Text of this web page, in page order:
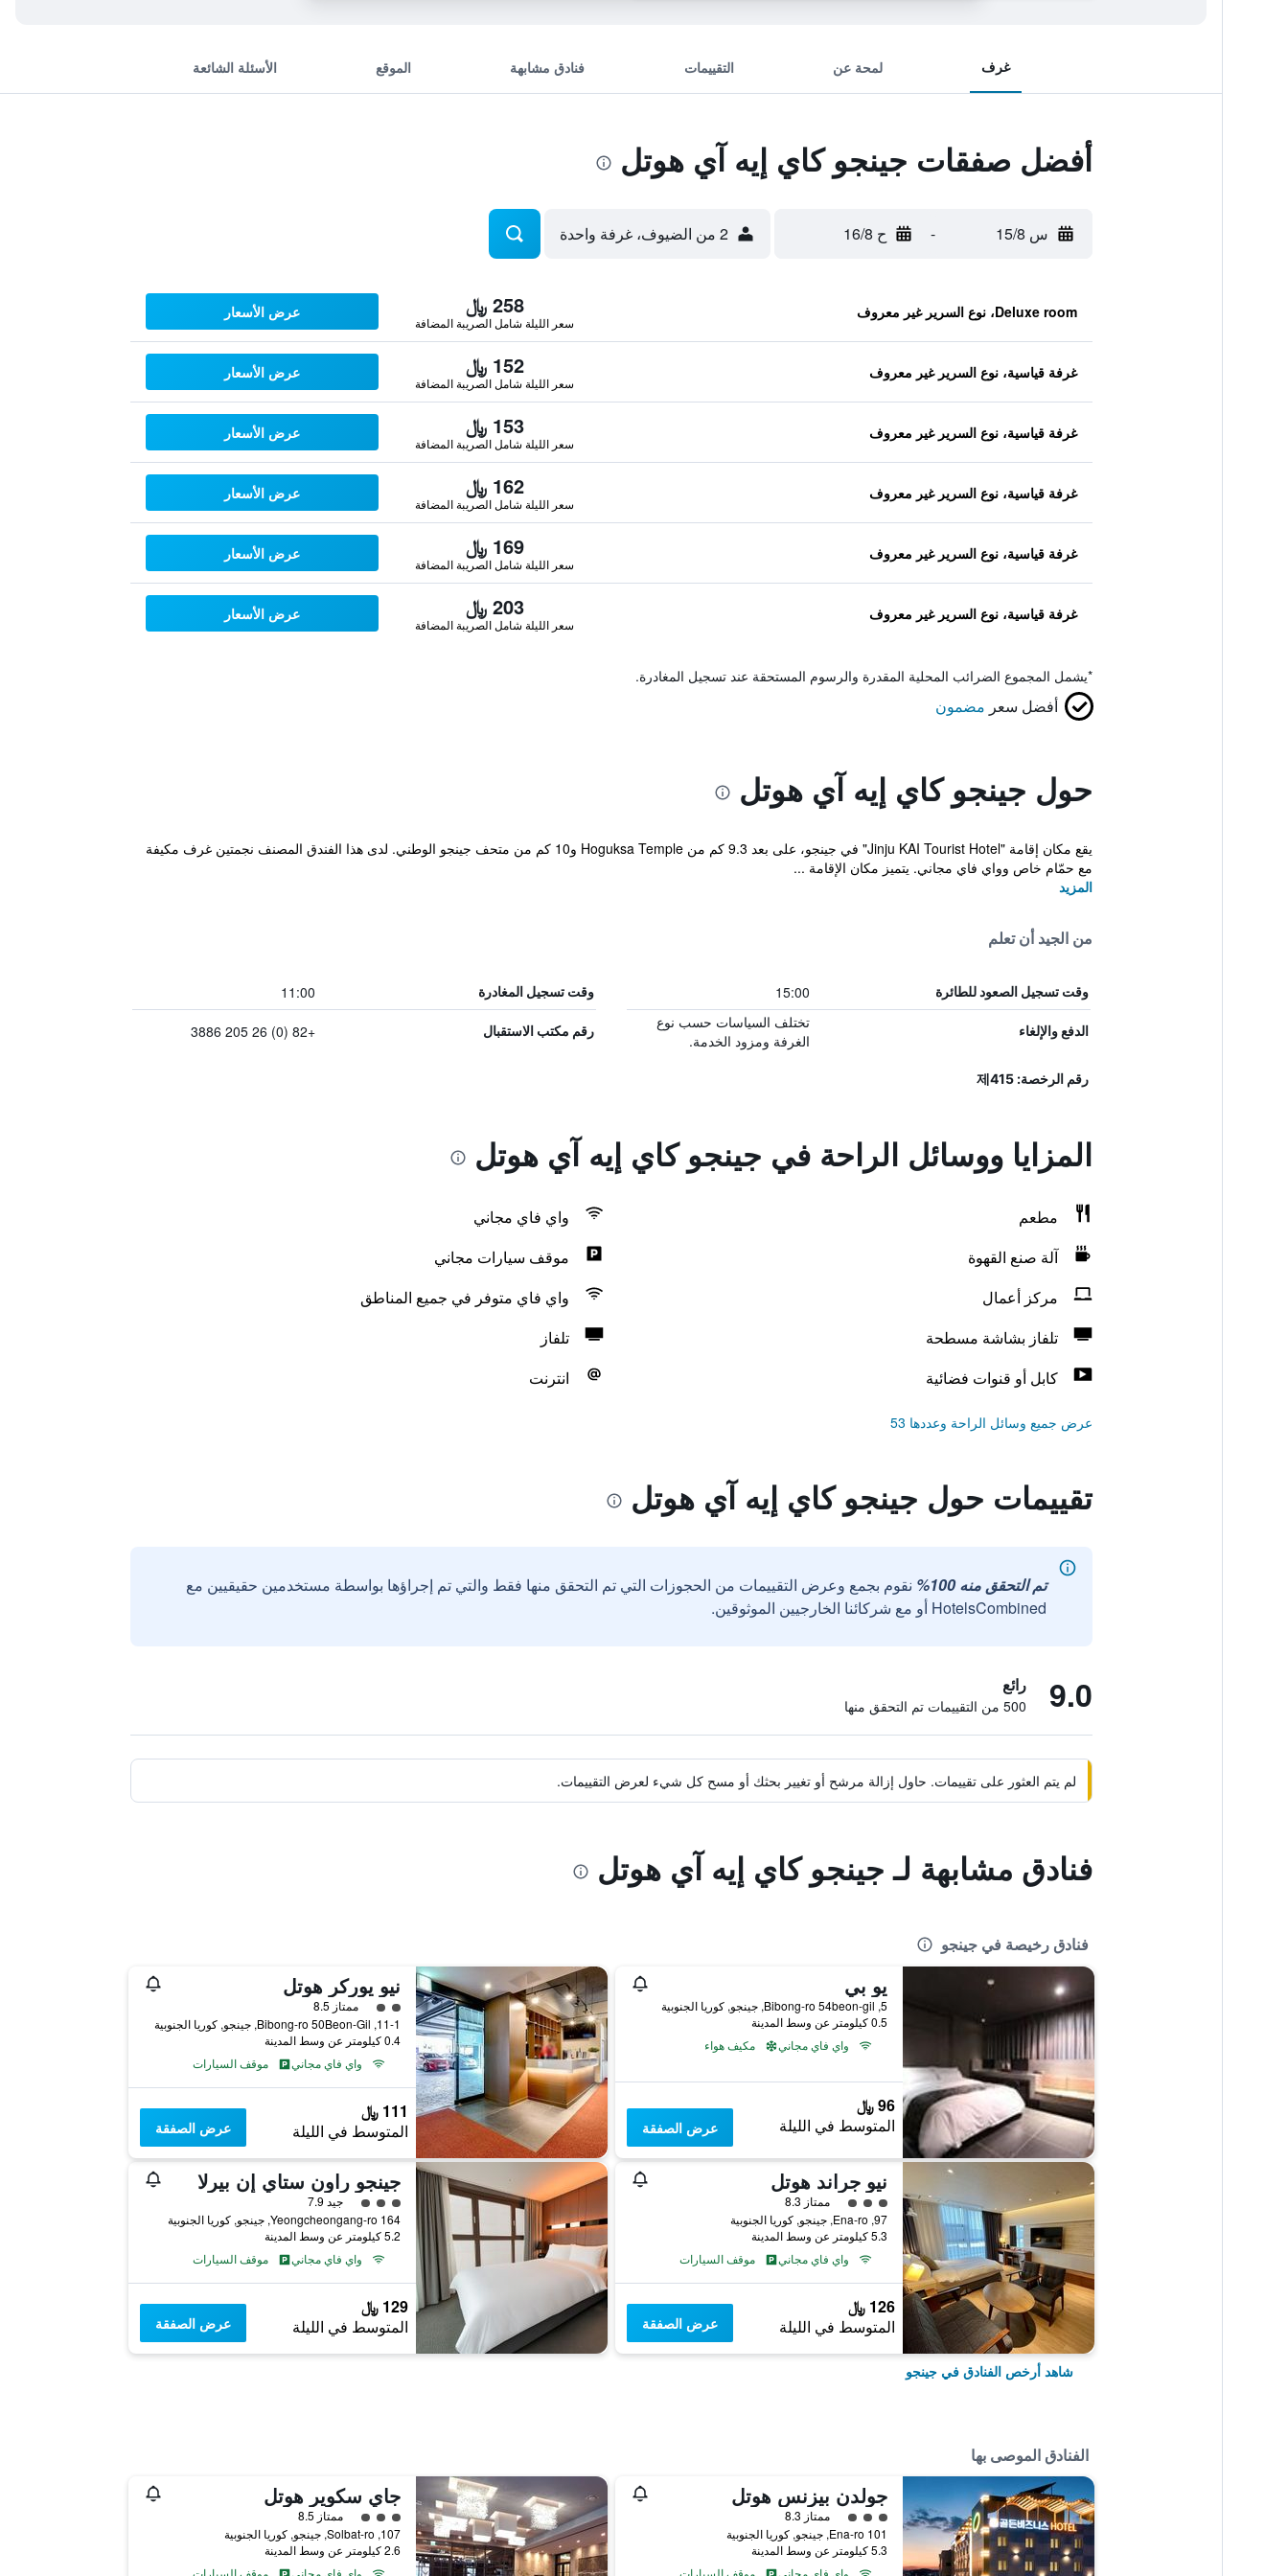
غرف لمحة عن التقييمات فنادق مشابهة الموقع الأسئلة الشائعة
أفضل صفقات جينجو كاي إيه آي هوتل
س 15/8 - ح 16/8 2 من الضيوف، غرفة واحدة
Deluxe room، نوع السرير غير معروف 258 ﷼
سعر الليلة شامل الصريبة المضافة
عرض الأسعار
غرفة قياسية، نوع السرير غير معروف 152 ﷼
سعر الليلة شامل الصريبة المضافة
عرض الأسعار
غرفة قياسية، نوع السرير غير معروف 153 ﷼
سعر الليلة شامل الصريبة المضافة
عرض الأسعار
غرفة قياسية، نوع السرير غير معروف 162 ﷼
سعر الليلة شامل الصريبة المضافة
عرض الأسعار
غرفة قياسية، نوع السرير غير معروف 169 ﷼
سعر الليلة شامل الصريبة المضافة
عرض الأسعار
غرفة قياسية، نوع السرير غير معروف 203 ﷼
سعر الليلة شامل الصريبة المضافة
عرض الأسعار
*يشمل المجموع الضرائب المحلية المقدرة والرسوم المستحقة عند تسجيل المغادرة.
أفضل سعر مضمون
حول جينجو كاي إيه آي هوتل
يقع مكان إقامة "Jinju KAI Tourist Hotel" في جينجو، على بعد 9.3 كم من Hoguksa Temple و10 كم من متحف جينجو الوطني. لدى هذا الفندق المصنف نجمتين غرف مكيفة
مع حمّام خاص وواي فاي مجاني. يتميز مكان الإقامة ...
المزيد
من الجيد أن تعلم
وقت تسجيل الصعود للطائرة 15:00 وقت تسجيل المغادرة 11:00
الدفع والإلغاء
تختلف السياسات حسب نوع
الغرفة ومزود الخدمة.
رقم مكتب الاستقبال +82 (0) 26 205 3886
رقم الرخصة: 제415
المزايا ووسائل الراحة في جينجو كاي إيه آي هوتل
مطعم
واي فاي مجاني
آلة صنع القهوة
موقف سيارات مجاني
مركز أعمال
واي فاي متوفر في جميع المناطق
تلفاز بشاشة مسطحة
تلفاز
كابل أو قنوات فضائية
انترنت
عرض جميع وسائل الراحة وعددها 53
تقييمات حول جينجو كاي إيه آي هوتل
تم التحقق منه 100%
نقوم بجمع وعرض التقييمات من الحجوزات التي تم التحقق منها فقط والتي تم إجراؤها بواسطة مستخدمين حقيقيين مع
HotelsCombined أو مع شركائنا الخارجيين الموثوقين.
9.0 رائع
500 من التقييمات تم التحقق منها
لم يتم العثور على تقييمات. حاول إزالة مرشح أو تغيير بحثك أو مسح كل شيء لعرض التقييمات.
فنادق مشابهة لـ جينجو كاي إيه آي هوتل
فنادق رخيصة في جينجو
يو بي
5, Bibong-ro 54beon-gil, جينجو, كوريا الجنوبية
0.5 كيلومتر عن وسط المدينة
واي فاي مجاني
مكيف هواء
96 ﷼
المتوسط في الليلة عرض الصفقة
نيو يوركر هوتل
تقييم فئة 2
ممتاز 8.5
11-1, Bibong-ro 50Beon-Gil, جينجو, كوريا الجنوبية
0.4 كيلومتر عن وسط المدينة
واي فاي مجاني
موقف السيارات
111 ﷼
المتوسط في الليلة عرض الصفقة
نيو جراند هوتل
تقييم فئة 3ممتاز 8.3
97, Ena-ro, جينجو, كوريا الجنوبية
5.3 كيلومتر عن وسط المدينة
واي فاي مجاني
موقف السيارات
126 ﷼
المتوسط في الليلة عرض الصفقة
جينجو راون ستاي إن بيرلا
تقييم فئة 3جيد 7.9
164 Yeongcheongang-ro, جينجو, كوريا الجنوبية
5.2 كيلومتر عن وسط المدينة
واي فاي مجاني
موقف السيارات
129 ﷼
المتوسط في الليلة عرض الصفقة
شاهد أرخص الفنادق في جينجو
الفنادق الموصى بها
جولدن بيزنس هوتل
تقييم فئة 3ممتاز 8.3
101 Ena-ro, جينجو, كوريا الجنوبية
5.3 كيلومتر عن وسط المدينة
واي فاي مجاني
موقف السيارات
جاي سكوير هوتل
تقييم فئة 3ممتاز 8.5
107, Solbat-ro, جينجو, كوريا الجنوبية
2.6 كيلومتر عن وسط المدينة
واي فاي مجاني
موقف السيارات